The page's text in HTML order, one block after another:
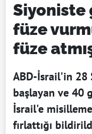
Siyoniste
füze
füze
ABD-İsrail'in 28
başlayan ve 40
İsrail'e
fırlattığı